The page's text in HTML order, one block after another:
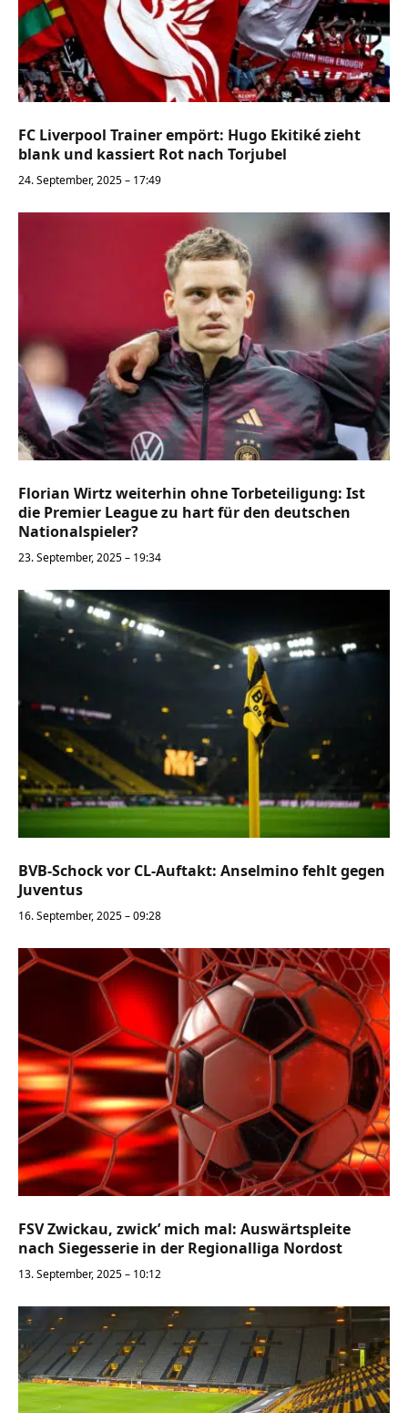
FC Liverpool Trainer empört: Hugo Ekitiké zieht
blank und kassiert Rot nach Torjubel
24. September, 2025 – 17:49
Florian Wirtz weiterhin ohne Torbeteiligung: Ist
die Premier League zu hart für den deutschen
Nationalspieler?
23. September, 2025 – 19:34
BVB-Schock vor CL-Auftakt: Anselmino fehlt gegen
Juventus
16. September, 2025 – 09:28
FSV Zwickau, zwick’ mich mal: Auswärtspleite
nach Siegesserie in der Regionalliga Nordost
13. September, 2025 – 10:12